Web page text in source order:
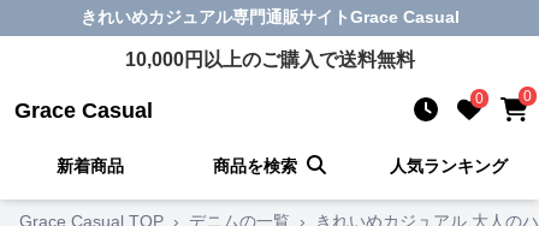
きれいめカジュアル専門通販サイトGrace Casual
10,000円以上のご購入で送料無料
Grace Casual 0 0
新着商品 商品を検索 人気ランキング
Grace Casual TOP › デニムの一覧 › きれいめカジュアル 大人の